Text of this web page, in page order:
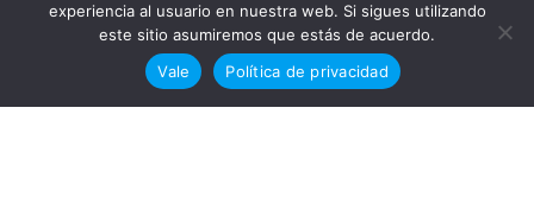
COPYRIGHT © 2020 | THE METAL FAMILY | ALL RIGHTS RESERVED | JKG DESIGN
experiencia al usuario en nuestra web. Si sigues utilizando
este sitio asumiremos que estás de acuerdo.
Vale
Política de privacidad